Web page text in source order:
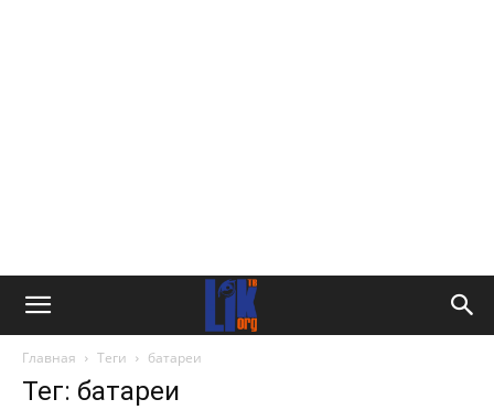
Главная Теги батареи
Тег: батареи